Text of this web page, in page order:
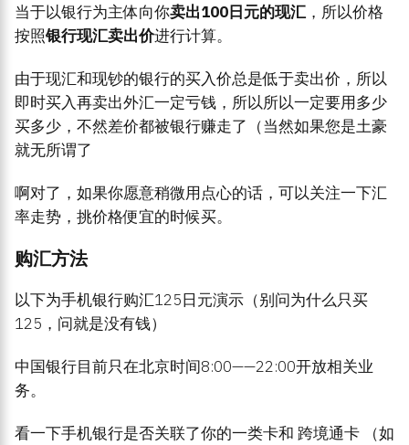
当于以银行为主体向你卖出100日元的现汇 ，所以价格
按照银行现汇卖出价进行计算。
由于现汇和现钞的银行的买入价总是低于卖出价，所以
即时买入再卖出外汇一定亏钱，所以所以一定要用多少
买多少，不然差价都被银行赚走了（当然如果您是土豪
就无所谓了
啊对了，如果你愿意稍微用点心的话，可以关注一下汇
率走势，挑价格便宜的时候买。
购汇方法
以下为手机银行购汇125日元演示（别问为什么只买
125，问就是没有钱）
中国银行目前只在北京时间8:00——22:00开放相关业
务。
看一下手机银行是否关联了你的一类卡和 跨境通卡 （如